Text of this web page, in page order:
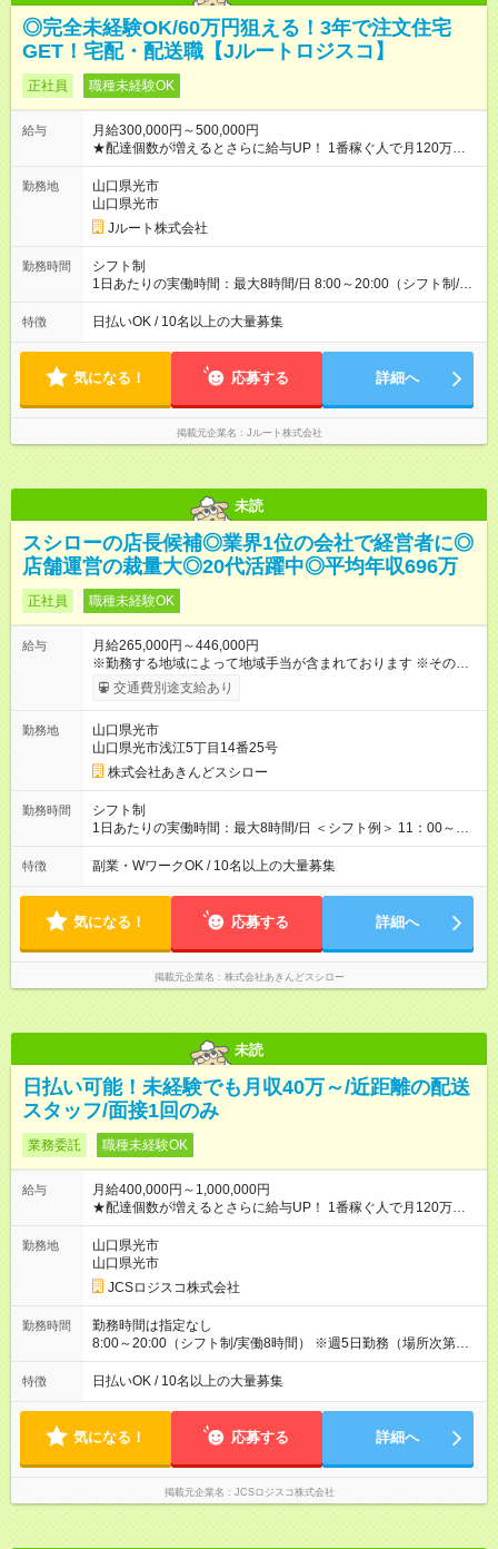
◎完全未経験OK/60万円狙える！3年で注文住宅
GET！宅配・配送職【Jルートロジスコ】
正社員 職種未経験OK
給与
月給300,000円～500,000円
★配達個数が増えるとさらに給与UP！ 1番稼ぐ人で月120万ほ
ど！ ・主要都市エリア 月収55万円／週5日稼働 月収65万~112
万円／週6日稼働 ・地方郊外エリア 月収40万円／週5日稼働 月
収40万円~50万円／週6日稼働 ＜モデルイメージ＞ ■月収50万
円 (27歳男性/江東区在住)※元建築関係 1日150個配達×25日勤務
(日休み) ■月収80万円(43歳男性/墨田区在住)※元営業 1日200個
勤務地
山口県光市
山口県光市
Jルート株式会社
勤務時間
シフト制
1日あたりの実働時間：最大8時間/日 8:00～20:00（シフト制/実
働8時間） ※週5日勤務（場所次第では週4も有り） ※配達状況に
よって時間外での勤務可能性有り ※案件により多少の前後あり
特徴 日払いOK / 10名以上の大量募集
気になる！ 応募する 詳細へ
掲載元企業名 Jルート株式会社
未読
スシローの店長候補◎業界1位の会社で経営者に◎
店舗運営の裁量大◎20代活躍中◎平均年収696万
正社員 職種未経験OK
給与
月給265,000円～446,000円
※勤務する地域によって地域手当が含まれております ※その他ブ
ロック外勤務手当を支給。1分単位での残業代（100％支給）や
年3回の賞与、諸手当も別途支給します。 ＜月給例＞ 【例1】転
合：月給28万円＋残業代・諸手当 ※地域手当2万円が含まれま
す。 【例2】転居可能の「ブロック限定勤務制度」の場合 ブロ
ック外東京23区内勤務の場合：月給29万5000円＋残業代・諸手
当 ※地域手当2万円やブロック外勤務手当1万5000円が含まれま
す。 ＜水準以上の収入を得られる環境！＞ 全社員の平均年収は
603万円（平均月給38万9000円／2025年度実績）で、店長の平
らに自己負担額2万円の寮や各種手当があるため「前職より貯金
できている」と話す社員が多くいます！ 【試用期間】試用期間
あり 試用期間の長さ：3ヶ月 雇用形態、給与は本採用時と同じ
です。
交通費別途支給あり
勤務地
山口県光市
山口県光市浅江5丁目14番25号
株式会社あきんどスシロー
勤務時間
シフト制
1日あたりの実働時間：最大8時間/日 ＜シフト例＞ 11：00～
20：00、12：00～21：00、15：00～24：00 ※1ヶ月単位の変
形労働時間制（週平均実働40時間） ◎残業は月30h程度。1店舗
出勤前にジムに通う社員も多くいま す。繁忙期以外は1日通して
働くことがほぼありません！
特徴 副業・WワークOK / 10名以上の大量募集
気になる！ 応募する 詳細へ
掲載元企業名 株式会社あきんどスシロー
未読
日払い可能！未経験でも月収40万～/近距離の配送
スタッフ/面接1回のみ
業務委託 職種未経験OK
給与
月給400,000円～1,000,000円
★配達個数が増えるとさらに給与UP！ 1番稼ぐ人で月120万ほ
ど！ ・主要都市エリア 月収55万円／週5日稼働 月収65万~112
万円／週6日稼働 ・地方郊外エリア 月収40万円／週5日稼働 月
収40万円~50万円／週6日稼働 ＜モデルイメージ＞ ■月収50万
円 (27歳男性/江東区在住)※元建築関係 1日150個配達×25日勤務
(日休み) ■月収80万円(43歳男性/墨田区在住)※元営業 1日200個
勤務地
山口県光市
山口県光市
JCSロジスコ株式会社
勤務時間
勤務時間は指定なし
8:00～20:00（シフト制/実働8時間） ※週5日勤務（場所次第で
は週4も有り） ※配達状況によって時間外での勤務可能性有り ※
案件により多少の前後あり ※配達が完了次第、帰社OKです
特徴 日払いOK / 10名以上の大量募集
気になる！ 応募する 詳細へ
掲載元企業名 JCSロジスコ株式会社